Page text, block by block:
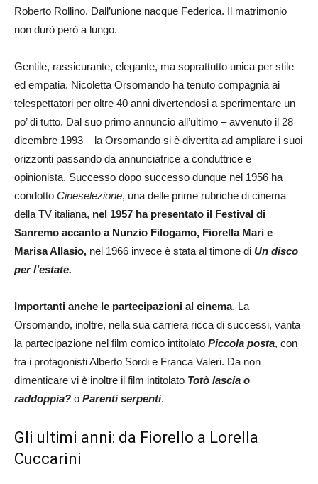
Roberto Rollino. Dall’unione nacque Federica. Il matrimonio
non durò però a lungo.
Gentile, rassicurante, elegante, ma soprattutto unica per stile
ed empatia. Nicoletta Orsomando ha tenuto compagnia ai
telespettatori per oltre 40 anni divertendosi a sperimentare un
po’ di tutto. Dal suo primo annuncio all’ultimo – avvenuto il 28
dicembre 1993 – la Orsomando si è divertita ad ampliare i suoi
orizzonti passando da annunciatrice a conduttrice e
opinionista. Successo dopo successo dunque nel 1956 ha
condotto Cineselezione, una delle prime rubriche di cinema
della TV italiana, nel 1957 ha presentato il Festival di
Sanremo accanto a Nunzio Filogamo, Fiorella Mari e
Marisa Allasio, nel 1966 invece è stata al timone di Un disco
per l’estate.
Importanti anche le partecipazioni al cinema. La
Orsomando, inoltre, nella sua carriera ricca di successi, vanta
la partecipazione nel film comico intitolato Piccola posta, con
fra i protagonisti Alberto Sordi e Franca Valeri. Da non
dimenticare vi è inoltre il film intitolato Totò lascia o
raddoppia? o Parenti serpenti.
Gli ultimi anni: da Fiorello a Lorella
Cuccarini